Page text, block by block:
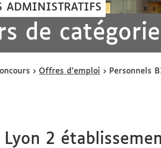
ADMINISTRATIFS
de
Offres d'emploi Personnels
2